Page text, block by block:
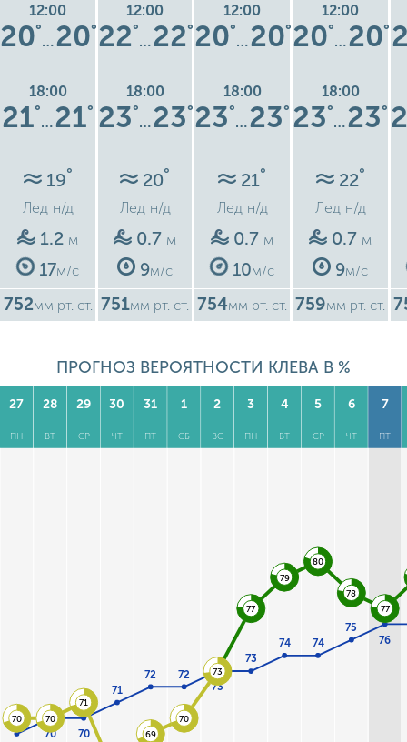
12:00
20°
…20°
18:00
21°
…21°
19°
Лед н/д
1.2 м
17м/с
752мм рт. ст.
12:00
22°
…22°
18:00
23°
…23°
20°
Лед н/д
0.7 м
9м/с
751мм рт. ст.
12:00
20°
…20°
18:00
23°
…23°
21°
Лед н/д
0.7 м
10м/с
754мм рт. ст.
12:00
20°
…20°
18:00
23°
…23°
22°
Лед н/д
0.7 м
9м/с
759мм рт. ст.
ПРОГНОЗ ВЕРОЯТНОСТИ КЛЕВА В %
27
ПН
28
ВТ
29
СР
30
ЧТ
31
ПТ
1
СБ
2
ВС
3
ПН
4
ВТ
5
СР
6
ЧТ
7
ПТ
70 70
71
72 72
73
73
74 74
75
76
70 70
71
69
70
73
77
79
80
78
77